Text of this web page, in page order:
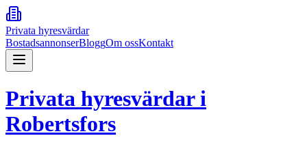
Privata hyresvärdar
BostadsannonserBloggOm ossKontakt
Privata hyresvärdar i
Robertsfors